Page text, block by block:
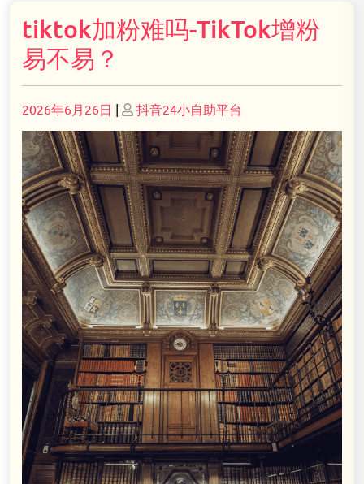
tiktok加粉难吗-TikTok增粉
易不易？
Posted
on
2026年6月26日 | Posted
on
抖音24小自助平台